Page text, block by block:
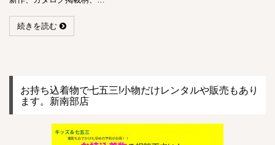
続きを読む
お持ち込着物で七五三!小物だけレンタルや販売もあり
ます。新南部店